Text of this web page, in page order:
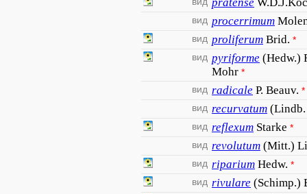
вид procerrimum
вид proliferum Brid. *
вид pyriforme (Hedw.)
Mohr *
вид radicale P. Beauv. *
вид recurvatum
вид reflexum Starke *
вид revolutum (Mitt.)
вид riparium Hedw. *
вид rivulare (Schimp.)